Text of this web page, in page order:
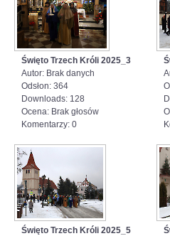
Święto Trzech Króli 2025_3
Autor: Brak danych
Odsłon: 364
Downloads: 128
Ocena: Brak głosów
Komentarzy: 0
Święto Trzech Króli 2025_5